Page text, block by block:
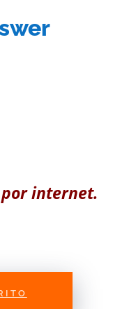
internet.